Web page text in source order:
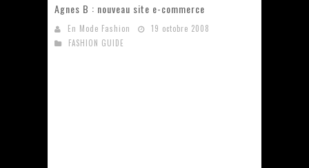
Agnes B : nouveau site e-commerce
En Mode Fashion
19 octobre 2008
FASHION GUIDE